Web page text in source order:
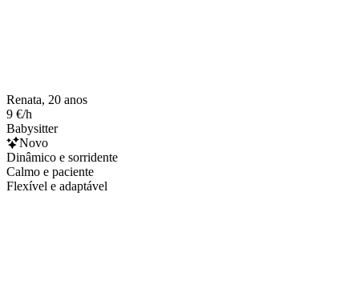
Renata, 20 anos
9 €/h
Babysitter
Novo
Dinâmico e sorridente
Calmo e paciente
Flexível e adaptável